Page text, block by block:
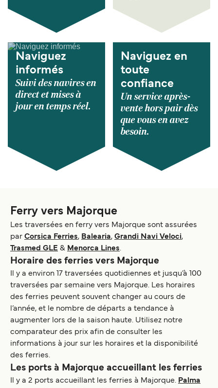
Naviguez
informés
Suivi des navires en
direct et mises à
jour en temps réel.
Naviguez en
toute
confiance
Un service après-
vente hors pair dès
que vous en avez
besoin.
Ferry vers Majorque
Les traversées en ferry vers Majorque sont assurées
par Corsica Ferries, Balearia, Grandi Navi Veloci,
Trasmed GLE & Menorca Lines.
Horaire des ferries vers Majorque
Il y a environ 17 traversées quotidiennes et jusqu’à 100
traversées par semaine vers Majorque. Les horaires
des ferries peuvent souvent changer au cours de
l’année, et le nombre de départs a tendance à
augmenter lors de la saison haute. Utilisez notre
comparateur des prix afin de consulter les
informations à jour sur les horaires et la disponibilité
des ferries.
Les ports à Majorque accueillant les ferries
Il y a 2 ports accueillant les ferries à Majorque. Palma